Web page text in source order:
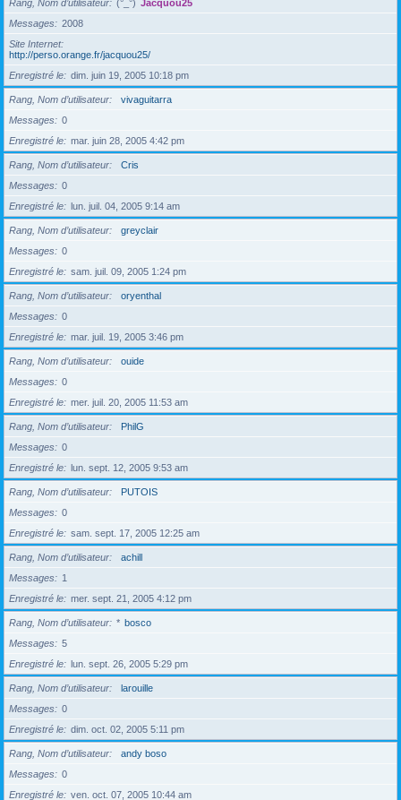
Rang, Nom d’utilisateur (°_°) Jacquou25
Messages
2008
Site Internet
http://perso.orange.fr/jacquou25/
Enregistré le
dim. juin 19, 2005 10:18 pm
Rang, Nom d’utilisateur
vivaguitarra
Messages
0
Enregistré le
mar. juin 28, 2005 4:42 pm
Rang, Nom d’utilisateur
Cris
Messages
0
Enregistré le
lun. juil. 04, 2005 9:14 am
Rang, Nom d’utilisateur
greyclair
Messages
0
Enregistré le
sam. juil. 09, 2005 1:24 pm
Rang, Nom d’utilisateur
oryenthal
Messages
0
Enregistré le
mar. juil. 19, 2005 3:46 pm
Rang, Nom d’utilisateur
ouide
Messages
0
Enregistré le
mer. juil. 20, 2005 11:53 am
Rang, Nom d’utilisateur
PhilG
Messages
0
Enregistré le
lun. sept. 12, 2005 9:53 am
Rang, Nom d’utilisateur
PUTOIS
Messages
0
Enregistré le
sam. sept. 17, 2005 12:25 am
Rang, Nom d’utilisateur
achill
Messages
1
Enregistré le
mer. sept. 21, 2005 4:12 pm
Rang, Nom d’utilisateur * bosco
Messages
5
Enregistré le
lun. sept. 26, 2005 5:29 pm
Rang, Nom d’utilisateur
larouille
Messages
0
Enregistré le
dim. oct. 02, 2005 5:11 pm
Rang, Nom d’utilisateur
andy boso
Messages
0
Enregistré le
ven. oct. 07, 2005 10:44 am